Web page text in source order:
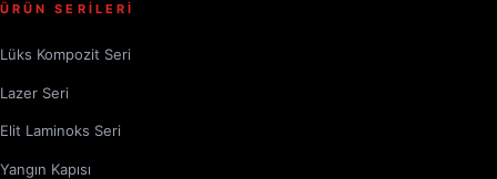
ÜRÜN SERİLERİ
Lüks Kompozit Seri
Lazer Seri
Elit Laminoks Seri
Yangın Kapısı